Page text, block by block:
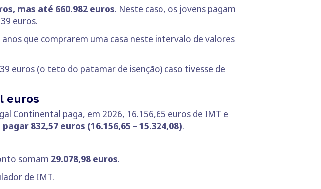
mas até 660.982 euros. Neste caso, os jovens pagam
euros.
que comprarem uma casa neste intervalo de valores
euros (o teto do patamar de isenção) caso tivesse de
euros
Continental paga, em 2026, 16.156,65 euros de IMT e
pagar 832,57 euros (16.156,65 – 15.324,08).
somam 29.078,98 euros.
de IMT.